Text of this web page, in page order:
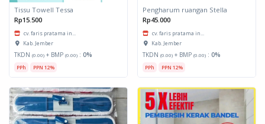
Tissu Towell Tessa
Rp15.500
cv. faris pratama in...
Kab. Jember
TKDN (0.00) + BMP (0.00) : 0%
PPh PPN 12%
Pengharum ruangan Stella
Rp45.000
cv. faris pratama in...
Kab. Jember
TKDN (0.00) + BMP (0.00) : 0%
PPh PPN 12%